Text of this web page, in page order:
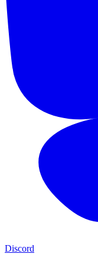
Discord